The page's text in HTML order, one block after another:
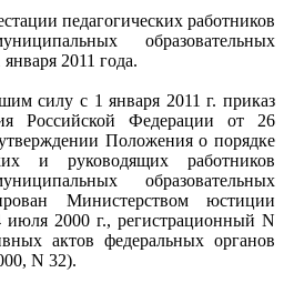
педагогических работников
образовательных
2011 года.
силу с 1 января 2011 г. приказ
Российской Федерации от 26
Положения о порядке
и руководящих работников
образовательных
Министерством юстиции
2000 г., регистрационный N
актов федеральных органов
N 32).